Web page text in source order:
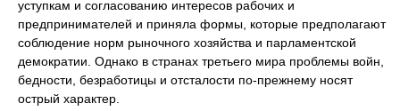
уступкам и согласованию интересов рабочих и
предпринимателей и приняла формы, которые предполагают
соблюдение норм рыночного хозяйства и парламентской
демократии. Однако в странах третьего мира проблемы войн,
бедности, безработицы и отсталости по-прежнему носят
острый характер.